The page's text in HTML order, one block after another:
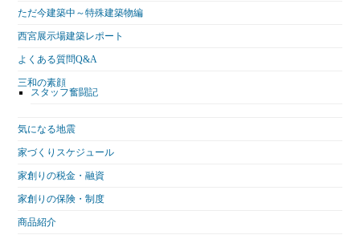
ただ今建築中～特殊建築物編
西宮展示場建築レポート
よくある質問Q&A
三和の素顔
スタッフ奮闘記
気になる地震
家づくりスケジュール
家創りの税金・融資
家創りの保険・制度
商品紹介